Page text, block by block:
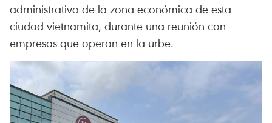
administrativo de la zona económica de esta
ciudad vietnamita, durante una reunión con
empresas que operan en la urbe.